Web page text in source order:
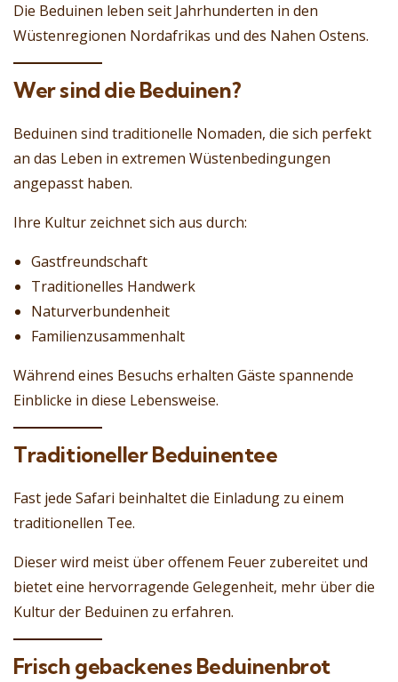
Die Beduinen leben seit Jahrhunderten in den
Wüstenregionen Nordafrikas und des Nahen Ostens.
Wer sind die Beduinen?
Beduinen sind traditionelle Nomaden, die sich perfekt
an das Leben in extremen Wüstenbedingungen
angepasst haben.
Ihre Kultur zeichnet sich aus durch:
Gastfreundschaft
Traditionelles Handwerk
Naturverbundenheit
Familienzusammenhalt
Während eines Besuchs erhalten Gäste spannende
Einblicke in diese Lebensweise.
Traditioneller Beduinentee
Fast jede Safari beinhaltet die Einladung zu einem
traditionellen Tee.
Dieser wird meist über offenem Feuer zubereitet und
bietet eine hervorragende Gelegenheit, mehr über die
Kultur der Beduinen zu erfahren.
Frisch gebackenes Beduinenbrot